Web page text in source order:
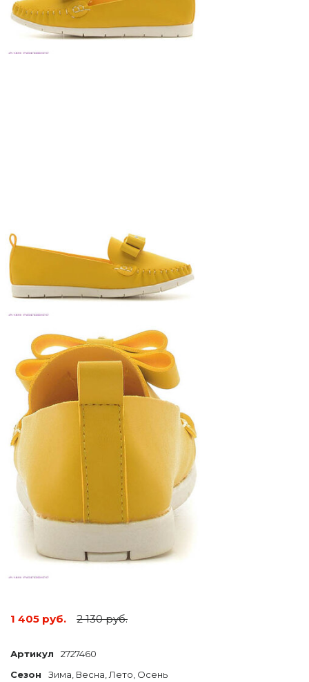
1 405 руб. 2 130 руб.
Артикул
2727460
Сезон
Зима, Весна, Лето, Осень